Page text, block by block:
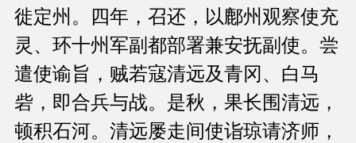
徙定州。四年，召还，以鄜州观察使充
灵、环十州军副都部署兼安抚副使。尝
遣使谕旨，贼若寇清远及青冈、白马
砦，即合兵与战。是秋，果长围清远，
顿积石河。清远屡走间使诣琼请济师，